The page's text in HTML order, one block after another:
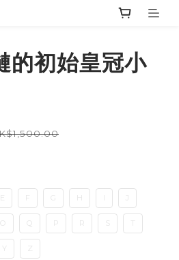
的初始皇冠小
E F G H
Q P R T
Y Z